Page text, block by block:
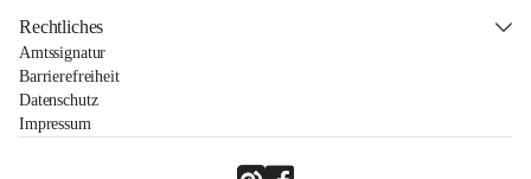
Rechtliches
Amtssignatur
Barrierefreiheit
Datenschutz
Impressum